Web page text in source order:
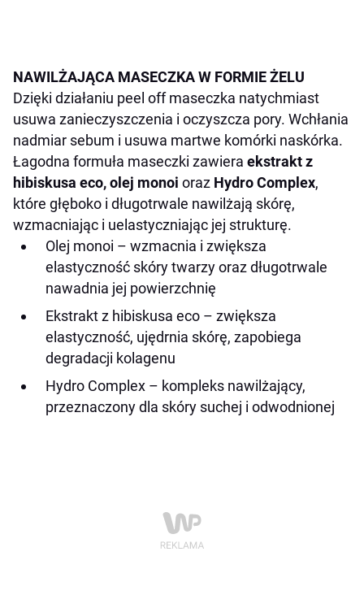
NAWILŻAJĄCA MASECZKA W FORMIE ŻELU
Dzięki działaniu peel off maseczka natychmiast
usuwa zanieczyszczenia i oczyszcza pory. Wchłania
nadmiar sebum i usuwa martwe komórki naskórka.
Łagodna formuła maseczki zawiera ekstrakt z
hibiskusa eco, olej monoi oraz Hydro Complex,
które głęboko i długotrwale nawilżają skórę,
wzmacniając i uelastyczniając jej strukturę.
Olej monoi – wzmacnia i zwiększa
elastyczność skóry twarzy oraz długotrwale
nawadnia jej powierzchnię
Ekstrakt z hibiskusa eco – zwiększa
elastyczność, ujędrnia skórę, zapobiega
degradacji kolagenu
Hydro Complex – kompleks nawilżający,
przeznaczony dla skóry suchej i odwodnionej